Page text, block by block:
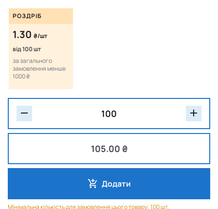
РОЗДРІБ
1.30 ₴/шт
від 100 шт
за загального
замовлення менше
1000 ₴
105.00 ₴
Додати
Мінімальна кількість для замовлення цього товару: 100 шт.